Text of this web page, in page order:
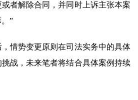
者解除合同，并同时上诉主张本案
”
，情势变更原则在司法实务中的具体
战，未来笔者将结合具体案例持续